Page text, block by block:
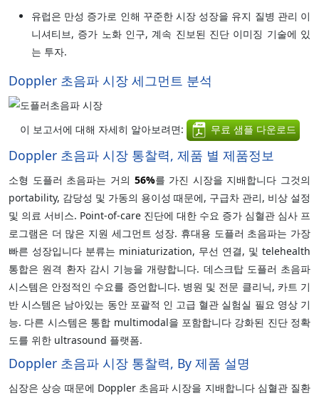
유럽은 만성 증가로 인해 꾸준한 시장 성장을 유지 질병 관리 이
니셔티브, 증가 노화 인구, 계속 진보된 진단 이미징 기술에 있
는 투자.
Doppler 초음파 시장 세그먼트 분석
이 보고서에 대해 자세히 알아보려면: 무료 샘플 다운로드
Doppler 초음파 시장 통찰력, 제품 별 제품정보
소형 도플러 초음파는 거의 56%를 가진 시장을 지배합니다 그것의
portability, 감당성 및 가동의 용이성 때문에, 구급차 관리, 비상 설정
및 의료 서비스. Point-of-care 진단에 대한 수요 증가 심혈관 심사 프
로그램은 더 많은 지원 세그먼트 성장. 휴대용 도플러 초음파는 가장
빠른 성장입니다 분류는 miniaturization, 무선 연결, 및 telehealth
통합은 원격 환자 감시 기능을 개량합니다. 데스크탑 도플러 초음파
시스템은 안정적인 수요를 증언합니다. 병원 및 전문 클리닉, 카트 기
반 시스템은 남아있는 동안 포괄적 인 고급 혈관 실험실 필요 영상 기
능. 다른 시스템은 통합 multimodal을 포함합니다 강화된 진단 정확
도를 위한 ultrasound 플랫폼.
Doppler 초음파 시장 통찰력, By 제품 설명
심장은 상승 때문에 Doppler 초음파 시장을 지배합니다 심혈관 질환